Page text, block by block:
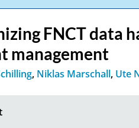
FNCT data
management
, Niklas Marschall, Ute